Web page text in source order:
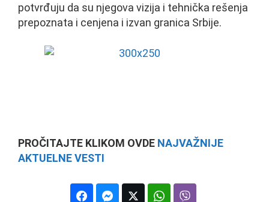
potvrđuju da su njegova vizija i tehnička rešenja
prepoznata i cenjena i izvan granica Srbije.
PROČITAJTE KLIKOM OVDE NAJVAŽNIJE
AKTUELNE VESTI